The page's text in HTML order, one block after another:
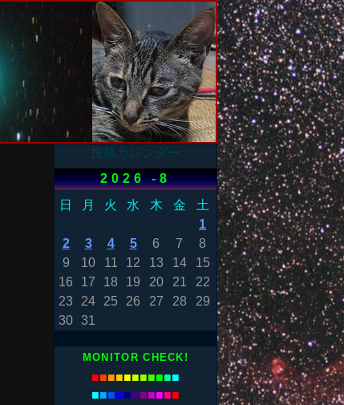
投稿カレンダー
2026 -8
日
月 火 水 木 金
土
1
2
3 4 5 6 7
8
9
10 11 12 13 14
15
16
17 18 19 20 21
22
23
24 25 26 27 28
29
30 31
MONITOR CHECK!
■■■■■■■■■■■
■■■■■■■■■■■